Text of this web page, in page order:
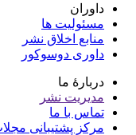
داوران
مسئولیت ها
منابع اخلاق نشر
داوری دوسوکور
دربارۀ ما
مدیریت نشر
تماس با ما
مرکز پشتیبانی مجلات